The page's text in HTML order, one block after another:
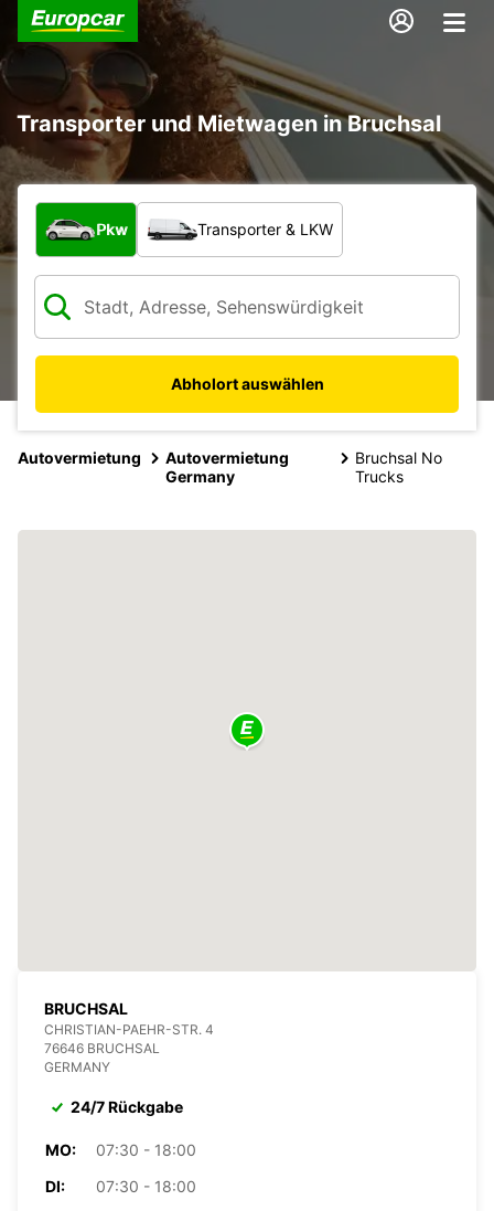
Transporter und Mietwagen in Bruchsal
Welche Art von Fahrzeug?
Pkw Transporter & LKW
Abholort auswählen
Autovermietung
Autovermietung
Germany
Bruchsal No
Trucks
BRUCHSAL
CHRISTIAN-PAEHR-STR. 4
76646 BRUCHSAL
GERMANY
24/7 Rückgabe
MO:
07:30 - 18:00
DI:
07:30 - 18:00